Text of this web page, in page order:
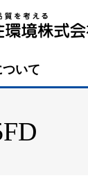
ついて